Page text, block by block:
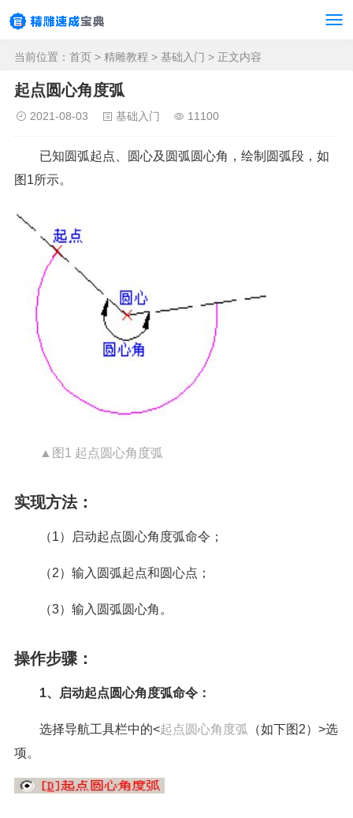
当前位置： 首页 > 精雕教程 > 基础入门 > 正文内容
起点圆心角度弧
2021-08-03 基础入门 11100
已知圆弧起点、圆心及圆弧圆心角，绘制圆弧段，如
图1所示。
▲图1 起点圆心角度弧
实现方法：
（1）启动起点圆心角度弧命令；
（2）输入圆弧起点和圆心点；
（3）输入圆弧圆心角。
操作步骤：
1、启动起点圆心角度弧命令：
选择导航工具栏中的<起点圆心角度弧
（如下图2）>选
项。